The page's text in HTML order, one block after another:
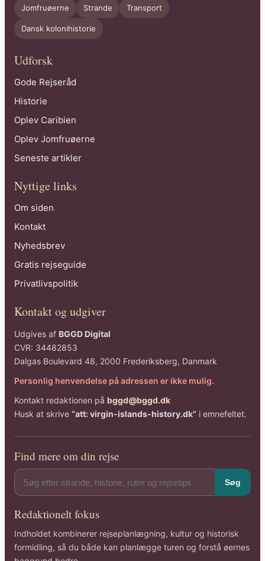
Jomfruøerne Strande Transport
Dansk kolonihistorie
Udforsk
Gode Rejseråd
Historie
Oplev Caribien
Oplev Jomfruøerne
Seneste artikler
Nyttige links
Om siden
Kontakt
Nyhedsbrev
Gratis rejseguide
Privatlivspolitik
Kontakt og udgiver
Udgives af BGGD Digital
CVR: 34482853
Dalgas Boulevard 48, 2000 Frederiksberg, Danmark
Personlig henvendelse på adressen er ikke mulig.
Kontakt redaktionen på bggd@bggd.dk
Husk at skrive “att: virgin-islands-history.dk” i emnefeltet.
Find mere om din rejse
Søg
Redaktionelt fokus
Indholdet kombinerer rejseplanlægning, kultur og historisk
formidling, så du både kan planlægge turen og forstå øernes